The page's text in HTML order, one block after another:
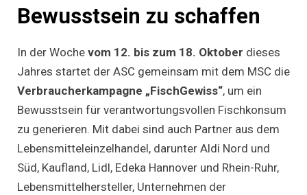
Bewusstsein zu schaffen
In der Woche vom 12. bis zum 18. Oktober dieses
Jahres startet der ASC gemeinsam mit dem MSC die
Verbraucherkampagne „FischGewiss“, um ein
Bewusstsein für verantwortungsvollen Fischkonsum
zu generieren. Mit dabei sind auch Partner aus dem
Lebensmitteleinzelhandel, darunter Aldi Nord und
Süd, Kaufland, Lidl, Edeka Hannover und Rhein-Ruhr,
Lebensmittelhersteller, Unternehmen der